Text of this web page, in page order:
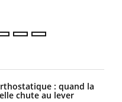
: quand la
chute au lever